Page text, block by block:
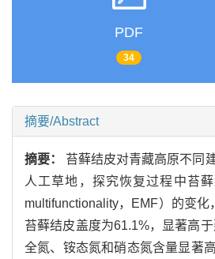
PDF
34
摘要/Abstract
摘要： 苔藓结皮对青藏高原不同
人工草地，探究恢复过程中苔
multifunctionality，EMF）的变
苔藓结皮盖度为61.1%，显著高
全氮、铵态氮和硝态氮含量显著